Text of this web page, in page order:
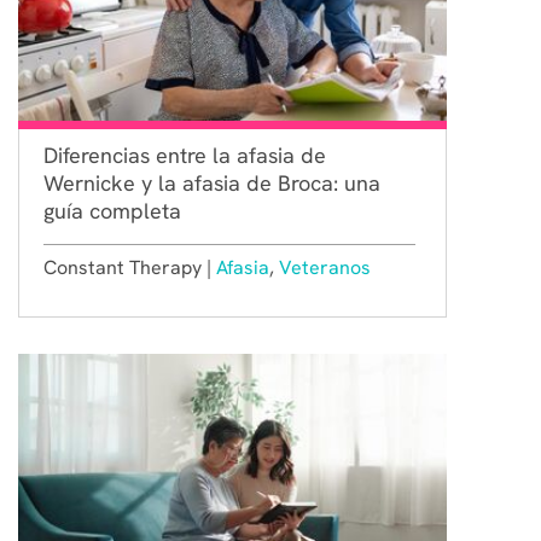
Diferencias entre la afasia de
Wernicke y la afasia de Broca: una
guía completa
Constant Therapy | Afasia, Veteranos